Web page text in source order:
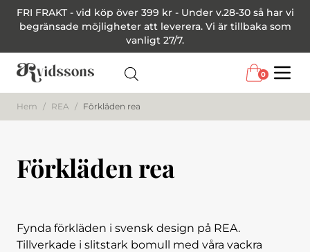
FRI FRAKT - vid köp över 399 kr - Under v.28-30 så har vi
begränsade möjligheter att leverera. Vi är tillbaka som
vanligt 27/7.
0
Hem / REA / Förkläden rea
Förkläden rea
Fynda förkläden i svensk design på REA.
Tillverkade i slitstark bomull med våra vackra